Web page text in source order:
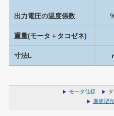
出力電圧の温度係数
重量(モータ＋タコゼネ)
寸法L
モータ仕様
廉価型